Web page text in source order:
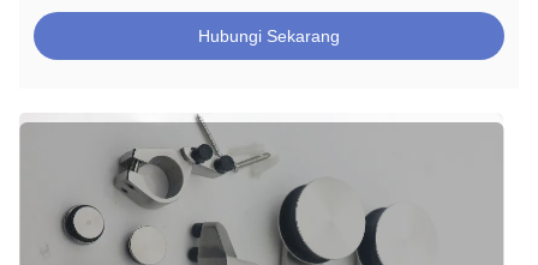
Hubungi Sekarang